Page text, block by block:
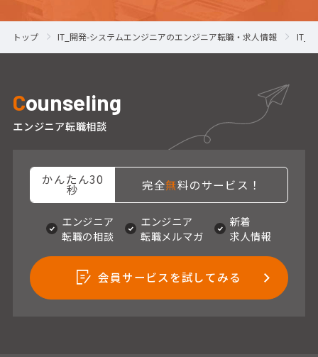
トップ IT_開発-システムエンジニアのエンジニア転職・求人情報 IT_
Counseling
エンジニア転職相談
かんたん30
秒 完全無料のサービス！
エンジニア
転職の相談
エンジニア
転職メルマガ
新着
求人情報
会員サービスを試してみる